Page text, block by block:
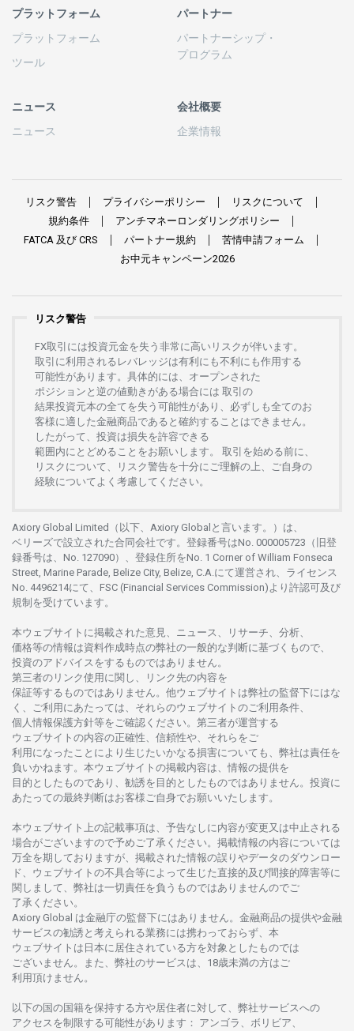
プラットフォーム
プラットフォーム
ツール
パートナー
パートナーシップ・
プログラム
ニュース
ニュース
会社概要
企業情報
リスク警告 プライバシーポリシー
リスクについて
規約条件
アンチマネーロンダリングポリシー
FATCA 及び CRS パートナー規約 苦情申請フォーム
お中元キャンペーン2026
リスク警告
FX取引には投資元金を失う 非常に高い リスクが伴います。
取引に利用さ れる レバレッジは有利にも不利にも作用する
可能性があります。 具体的には、 オープンさ れた
ポジションと 逆の値動きがある場合には 取引の
結果投資元本の全てを失う 可能性があり、 必ずしも全てのお
客様に適した金融商品であると 確約することはできません。
したがって、 投資は損失を許容できる
範囲内にとどめることをお願いします。 取引を始める前に、
リスクについて、
リスク警告を十分にご理解の上、 ご自身の
経験についてよく 考慮してください。
Axiory Global Limited（以下、Axiory Globalと言います。）は、
ベリーズで設立さ れた合同会社です。 登録番号はNo. 000005723（旧登
録番号は、No. 127090）、 登録住所をNo. 1 Corner of William Fonseca
Street, Marine Parade, Belize City, Belize, C.A.にて運営さ れ、 ライセンス
No. 4496214にて、FSC (Financial Services Commission)より 許認可及び
規制を受けています。
本ウェブサイトに掲載さ れた意見、ニュース、リサーチ、分析、
価格等の情報は資料作成時点の弊社の一般的な判断に基づくもので、
投資のアドバイスをするものではありません。
第三者の リンク使用に関し、 リンク先の内容を
保証等するものではありません。 他ウェブサイトは弊社の監督下にはな
く、 ご利用にあたっては、 それらのウェブサイトのご利用条件、
個人情報保護方針等をご確認ください。 第三者が運営する
ウェブサイトの内容の正確性、信頼性や、それらをご
利用になったことにより 生じたいかなる損害についても、 弊社は責任を
負いかねます。 本ウェブサイトの掲載内容は、 情報の提供を
目的としたものであり、 勧誘を 目的としたものではありません。 投資に
あたっての最終判断はお客様ご自身でお願いいたします。
本ウェブサイト 上の記載事項は、 予告なしに内容が変更又は中止さ れる
場合がございますので予めご了承ください。 掲載情報の内容については
万全を期しておりますが、 掲載さ れた情報の誤りやデータのダウンロー
ド、 ウェブサイトの不具合等によって生じた 直接的及び間接的障害等に
関し まして、 弊社は一切責任を負うものではありませんのでご
了承ください。
Axiory Global は金融庁の監督下にはありません。 金融商品の提供や金融
サービスの勧誘と 考えられる業務には携わっておらず、 本
ウェブサイトは 日本に居住さ れている方を対象としたものでは
ございません。
また、 弊社のサービスは、18歳未満の方はご
利用頂けません。
以下の国の国籍を保持する方や居住者に対して、 弊社サービスへの
アクセスを制限する可能性があります ： アンゴラ、ボリビア、